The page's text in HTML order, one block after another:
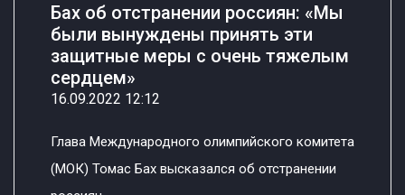
Бах об отстранении россиян: «Мы
были вынуждены принять эти
защитные меры с очень тяжелым
сердцем»
16.09.2022 12:12
Глава Международного олимпийского комитета
(МОК) Томас Бах высказался об отстранении